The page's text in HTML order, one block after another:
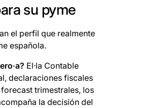
su pyme
el perfil que realmente
española.
El·la Contable
declaraciones fiscales
trimestrales, los
la decisión del